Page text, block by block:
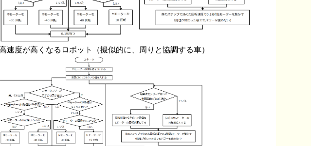
度が高くなるロボット（擬似的に、周りと協調する車）